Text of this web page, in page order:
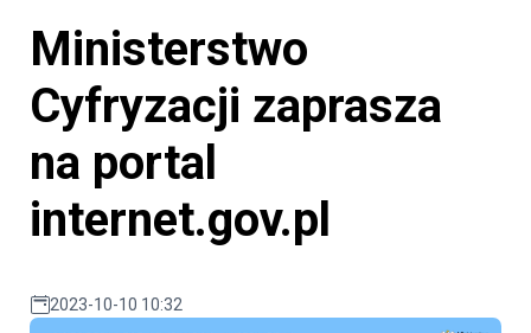
Ministerstwo
Cyfryzacji zaprasza
na portal
internet.gov.pl
2023-10-10 10:32